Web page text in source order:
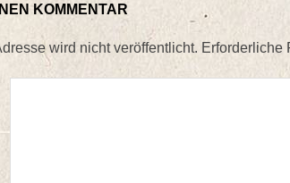
KOMMENTAR
wird nicht veröffentlicht. Erforderliche